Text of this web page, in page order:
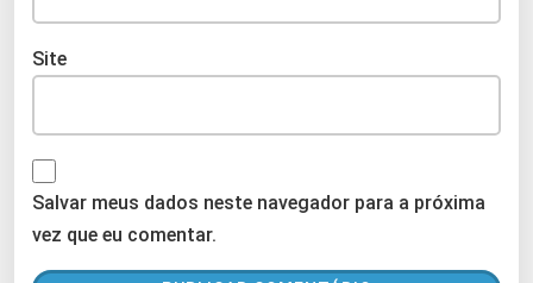
Site
Salvar meus dados neste navegador para a próxima
vez que eu comentar.